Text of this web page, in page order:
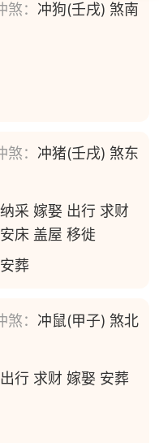
煞： 冲狗(壬戌) 煞南
煞： 冲猪(壬戌) 煞东
采 嫁娶 出行 求财
床 盖屋 移徙
葬
煞： 冲鼠(甲子) 煞北
行 求财 嫁娶 安葬